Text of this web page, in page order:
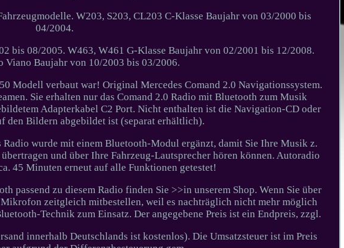
W203, S203, CL203 C-Klasse Baujahr von 03/2000 bis
04/2004.
bis 08/2005. W463, W461 G-Klasse Baujahr von 02/2001 bis 12/2008.
Viano Baujahr von 10/2003 bis 03/2006.
Modell verbaut war! Original Mercedes Comand 2.0 Navigationssystem.
Sie erhalten nur das Comand 2.0 Radio mit Bluetooth zum Musik
Adapterkabel C2 Port. Nicht enthalten ist die Navigation-CD oder
den Bildern abgebildet ist (separat erhältlich).
wurde mit einem Bluetooth-Modul ergänzt, damit Sie Ihre Musik z.
und über Ihre Fahrzeug-Lautsprecher hören können. Autoradio
45 Minuten erneut auf alle Funktionen getestet!
passend zu diesem Radio finden Sie >>in unserem Shop. Wenn Sie über
zeitgleich mitbestellen, weil es nachträglich nicht mehr möglich
Technik zum Einsatz. Der angegebene Preis ist ein Endpreis, zzgl.
innerhalb Deutschlands ist kostenlos). Die Umsatzsteuer ist im Preis